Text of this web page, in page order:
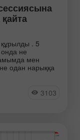
құрылды . 5
не
мен
одан нарыққа
3103